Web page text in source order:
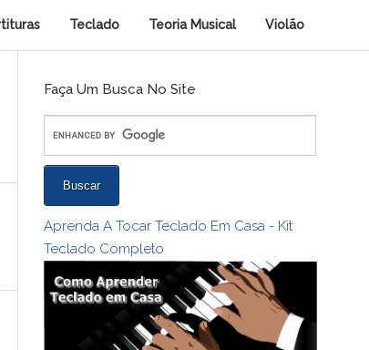
Teclado Teoria Musical Violão
Faça Um Busca No Site
Aprenda A Tocar Teclado Em Casa - Kit
Teclado Completo